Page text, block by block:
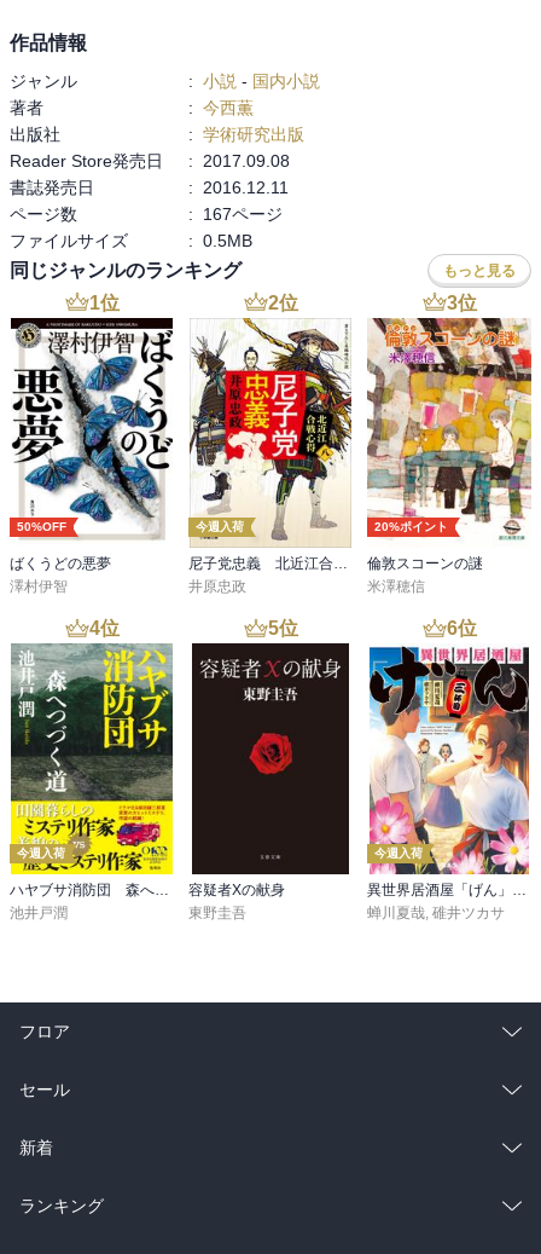
この本は小川未明の作品が現代のより多くの人々に読まれることを
品を選び、それらに新たな味わいをつけて、現代風の童話にして、
ひとつの作品にしたものです。 第一部の未明の作品群に触れて、未
明ワールドに浸ってから第二部の『健作フュージョン物語７』をお
読みください。
作品情報
ジャンル : 小説 - 国内小説
著者
: 今西薫
出版社
: 学術研究出版
Reader Store発売日
:
2017.09.08
書誌発売日
:
2016.12.11
ページ数
:
167ページ
ファイルサイズ
: 0.5MB
同じジャンルのランキング もっと見る
1位
50%OFF
ばくうどの悪夢
澤村伊智
2位
今週入荷
尼子党忠義 北近江合戦心得〈八〉
井原忠政
3位
20%ポイント
倫敦スコーンの謎
米澤穂信
4位
今週入荷
池井戸潤
5位
容疑者Xの献身
東野圭吾
6位
今週入荷
蝉川夏哉 碓井ツカサ
フロア
総合
ラノベ
雑誌・グラビア
セール
総合
ラノベ
新着
総合
ランキング